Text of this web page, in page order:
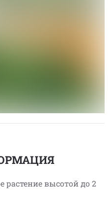
растение высотой до 2